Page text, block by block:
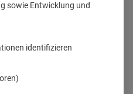
sowie Entwicklung und
identifizieren